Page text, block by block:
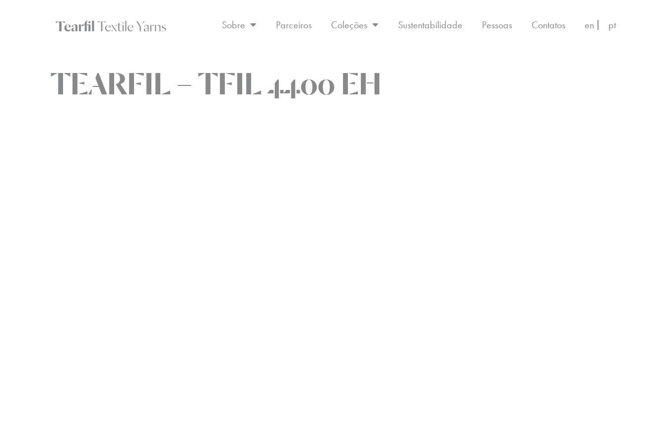
Sobre Parceiros Coleções Sustentabilidade Pessoas Contatos en pt
TEARFIL – TFIL 4400 EH